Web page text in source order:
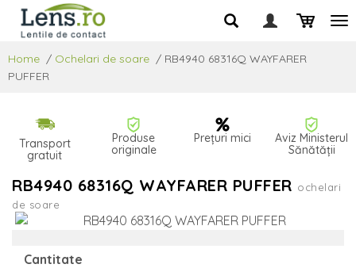
Home / Ochelari de soare / RB4940 68316Q WAYFARER
PUFFER
Transport
gratuit
Produse
originale
Prețuri mici
Aviz Ministerul
Sănătății
RB4940 68316Q WAYFARER PUFFER ochelari
de soare
Cantitate